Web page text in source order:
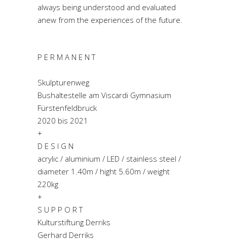
always being understood and evaluated
anew from the experiences of the future.
P E R M A N E N T
Skulpturenweg
Bushaltestelle am Viscardi Gymnasium
Fürstenfeldbruck
2020 bis 2021
+
D E S I G N
acrylic / aluminium / LED / stainless steel /
diameter 1.40m / hight 5.60m / weight
220kg
+
S U P P O R T
Kulturstiftung Derriks
Gerhard Derriks